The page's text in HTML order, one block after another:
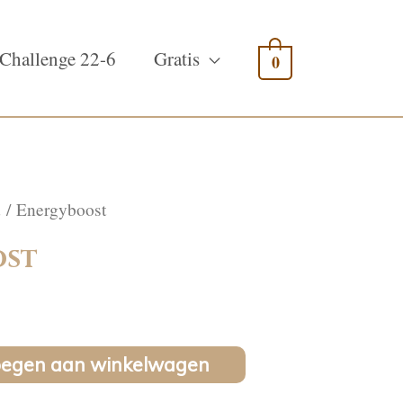
Challenge 22-6 Gratis 0
/ Energyboost
aan winkelwagen